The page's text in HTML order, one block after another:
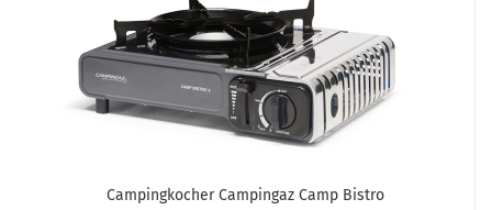
Campingkocher Campingaz Camp Bistro